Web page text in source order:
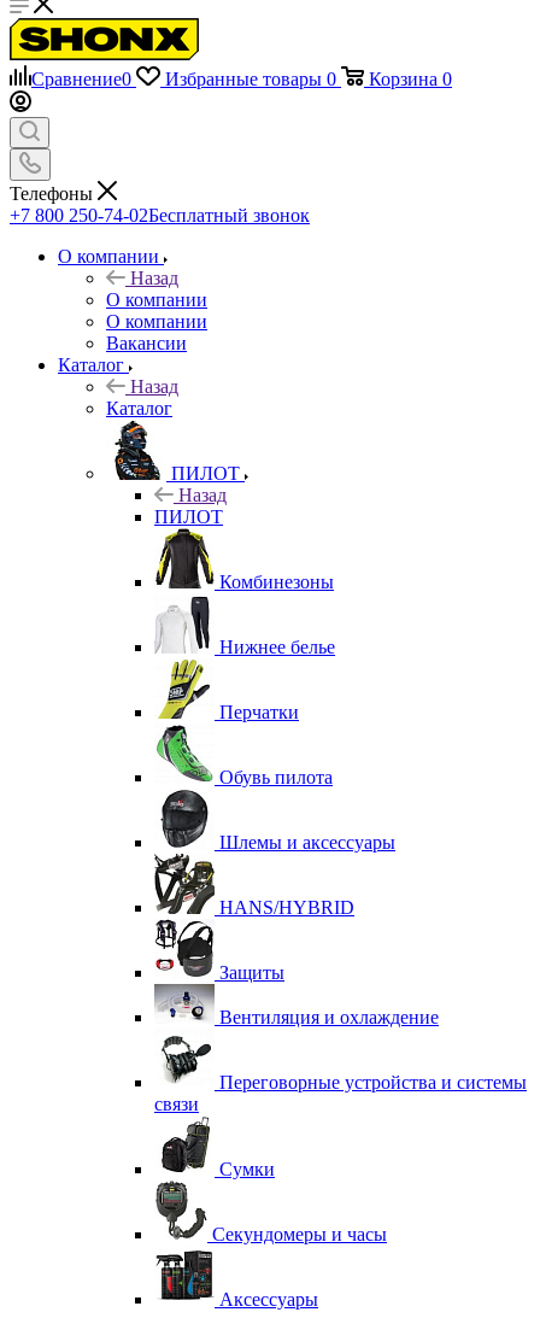
Сравнение0 Избранные товары 0 Корзина 0
Телефоны
+7 800 250-74-02Бесплатный звонок
О компании
Назад
О компании
О компании
Вакансии
Каталог
Назад
Каталог
ПИЛОТ
Назад
ПИЛОТ
Комбинезоны
Нижнее белье
Перчатки
Обувь пилота
Шлемы и аксессуары
HANS/HYBRID
Защиты
Вентиляция и охлаждение
Переговорные устройства и системы
связи
Сумки
Секундомеры и часы
Аксессуары